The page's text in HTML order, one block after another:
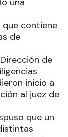
una
que contiene
de
de
inicio a
al juez de
que un